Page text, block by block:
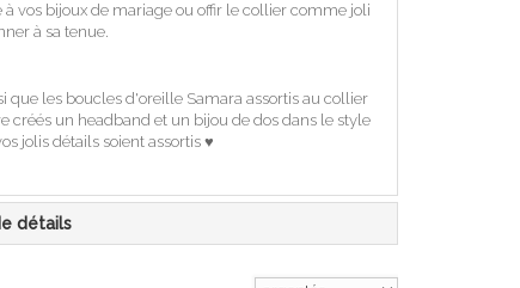
vos bijoux de mariage ou offir le collier comme joli
à sa tenue.
que les boucles d'oreille Samara assortis au collier
créés un headband et un bijou de dos dans le style
jolis détails soient assortis ♥
détails